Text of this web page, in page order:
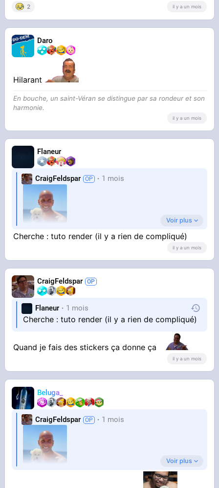
2 il y a un mois
Daro
Hilarant
En bouche, un saint-Véran se distingue par sa rondeur et son
harmonie.
il y a un mois
Flaneur
CraigFeldspar 1 mois
Voir plus
Cherche : tuto render (il y a rien de compliqué)
il y a un mois
CraigFeldspar
Flaneur 1 mois
Cherche : tuto render (il y a rien de compliqué)
Quand je fais des stickers ça donne ça
il y a un mois
Beluga_
CraigFeldspar 1 mois
Voir plus